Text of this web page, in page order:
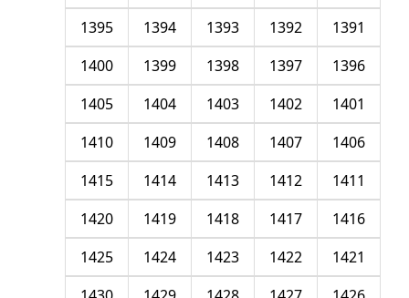
1391
1392
1393
1394
1395
1396
1397
1398
1399
1400
1401
1402
1403
1404
1405
1406
1407
1408
1409
1410
1411
1412
1413
1414
1415
1416
1417
1418
1419
1420
1421
1422
1423
1424
1425